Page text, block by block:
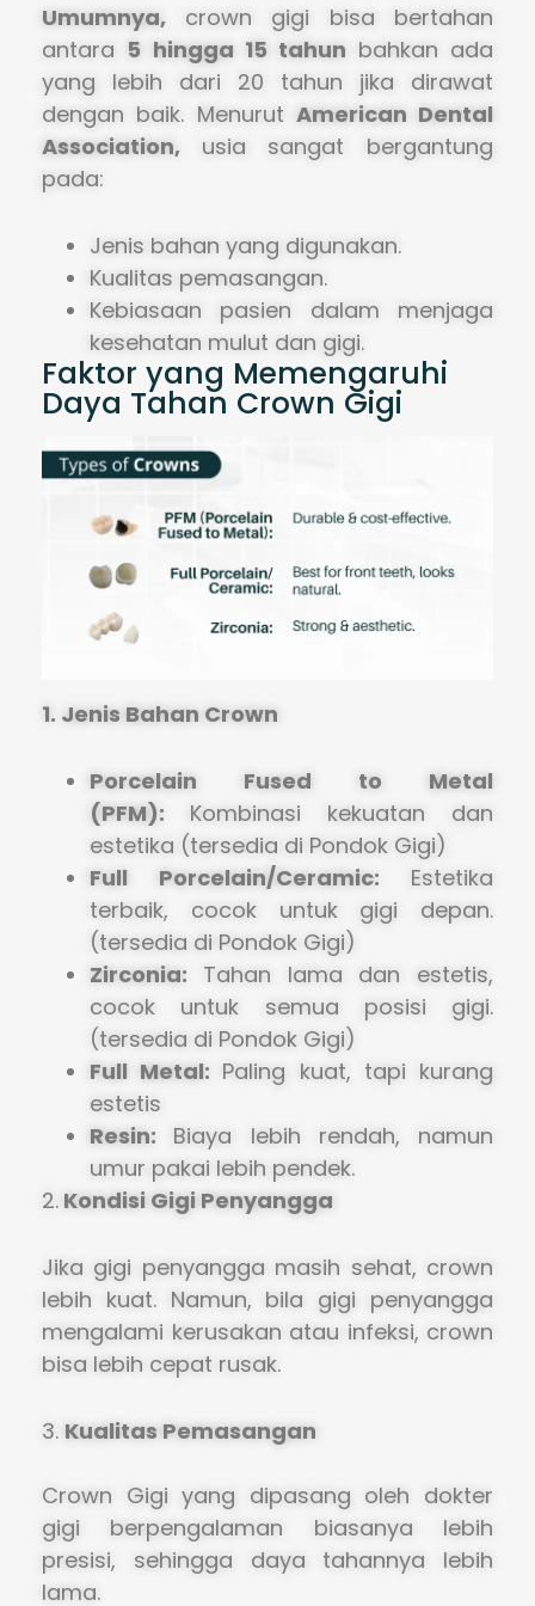
Umumnya, crown gigi bisa bertahan
antara 5 hingga 15 tahun bahkan ada
yang lebih dari 20 tahun jika dirawat
dengan baik. Menurut American Dental
Association, usia sangat bergantung
pada:
Jenis bahan yang digunakan.
Kualitas pemasangan.
Kebiasaan pasien dalam menjaga
kesehatan mulut dan gigi.
Faktor yang Memengaruhi
Daya Tahan Crown Gigi
1. Jenis Bahan Crown
Porcelain Fused to Metal
(PFM): Kombinasi kekuatan dan
estetika (tersedia di Pondok Gigi)
Full Porcelain/Ceramic: Estetika
terbaik, cocok untuk gigi depan.
(tersedia di Pondok Gigi)
Zirconia: Tahan lama dan estetis,
cocok untuk semua posisi gigi.
(tersedia di Pondok Gigi)
Full Metal: Paling kuat, tapi kurang
estetis
Resin: Biaya lebih rendah, namun
umur pakai lebih pendek.
2. Kondisi Gigi Penyangga
Jika gigi penyangga masih sehat, crown
lebih kuat. Namun, bila gigi penyangga
mengalami kerusakan atau infeksi, crown
bisa lebih cepat rusak.
3. Kualitas Pemasangan
Crown Gigi yang dipasang oleh dokter
gigi berpengalaman biasanya lebih
presisi, sehingga daya tahannya lebih
lama.